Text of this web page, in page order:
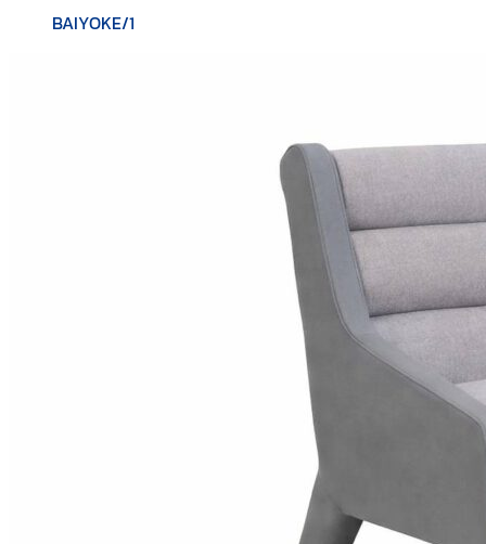
BAIYOKE/1